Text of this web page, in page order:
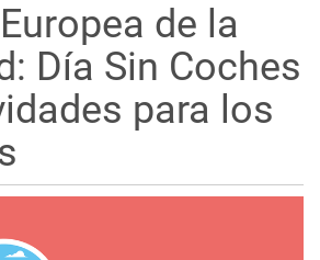
de la
Día Sin Coches
para los